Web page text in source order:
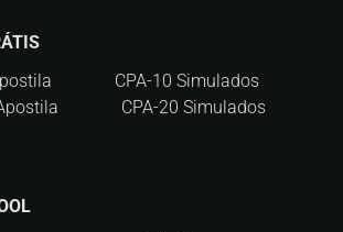
CPA-10 Simulados
CPA-20 Simulados